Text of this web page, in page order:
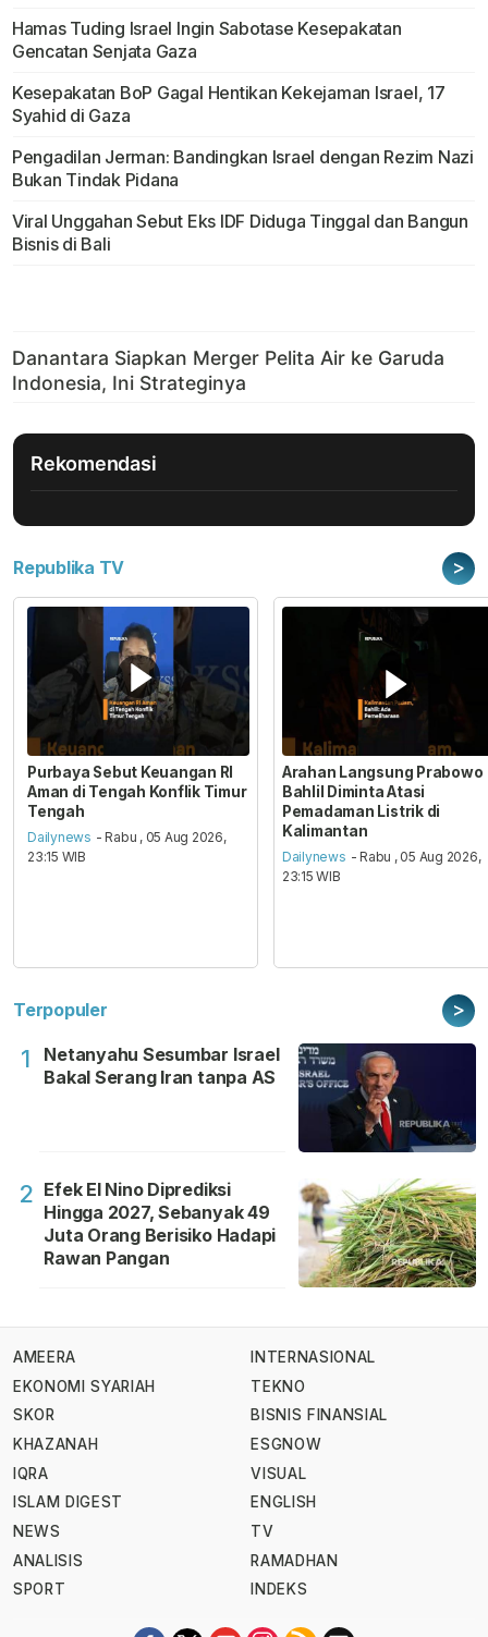
Hamas Tuding Israel Ingin Sabotase Kesepakatan
Gencatan Senjata Gaza
Kesepakatan BoP Gagal Hentikan Kekejaman Israel, 17
Syahid di Gaza
Pengadilan Jerman: Bandingkan Israel dengan Rezim Nazi
Bukan Tindak Pidana
Viral Unggahan Sebut Eks IDF Diduga Tinggal dan Bangun
Bisnis di Bali
Rekomendasi
Republika TV >
Purbaya Sebut Keuangan RI
Aman di Tengah Konflik Timur
Tengah
Dailynews - Rabu , 05 Aug 2026,
23:15 WIB
Arahan Langsung Prabowo
Bahlil Diminta Atasi
Pemadaman Listrik di
Kalimantan
Dailynews - Rabu , 05 Aug 2026,
23:15 WIB
Terpopuler >
1
Netanyahu Sesumbar Israel
Bakal Serang Iran tanpa AS
2 Efek El Nino Diprediksi
Hingga 2027, Sebanyak 49
Juta Orang Berisiko Hadapi
Rawan Pangan
AMEERA
EKONOMI SYARIAH
SKOR
KHAZANAH
IQRA
ISLAM DIGEST
NEWS
ANALISIS
SPORT
INTERNASIONAL
TEKNO
BISNIS FINANSIAL
ESGNOW
VISUAL
ENGLISH
TV
RAMADHAN
INDEKS